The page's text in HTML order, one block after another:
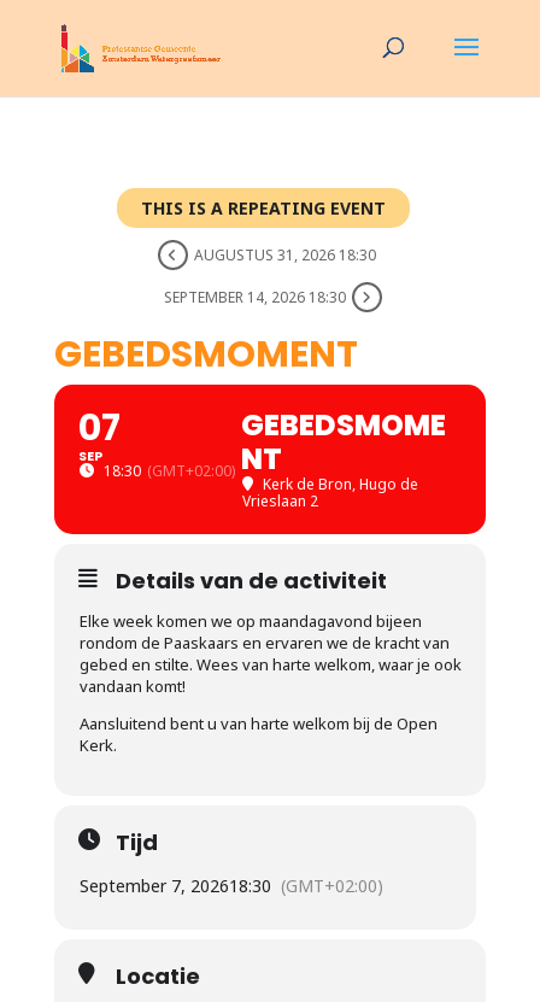
THIS IS A REPEATING EVENT
AUGUSTUS 31, 2026 18:30
SEPTEMBER 14, 2026 18:30
GEBEDSMOMENT
07
SEP
18:30 (GMT+02:00)
GEBEDSMOME
NT
Kerk de Bron, Hugo de
Vrieslaan 2
Details van de activiteit
Elke week komen we op maandagavond bijeen
rondom de Paaskaars en ervaren we de kracht van
gebed en stilte. Wees van harte welkom, waar je ook
vandaan komt!
Aansluitend bent u van harte welkom bij de Open
Kerk.
Tijd
September 7, 202618:30 (GMT+02:00)
Locatie